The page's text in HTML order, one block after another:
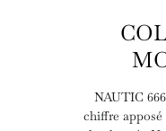
NAUTIC
chiffre